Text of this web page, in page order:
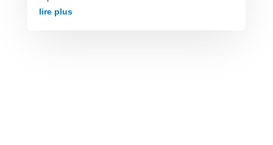
lire plus